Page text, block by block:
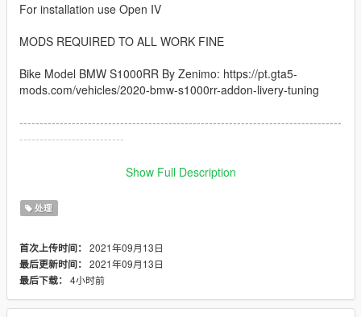
For installation use Open IV
MODS REQUIRED TO ALL WORK FINE
Bike Model BMW S1000RR By Zenimo: https://pt.gta5-
mods.com/vehicles/2020-bmw-s1000rr-addon-livery-tuning
--------------------------------------------------------------------------------
--------------------------
------------------------------------------------------------------------------
1: copy the handling.meta file and paste inside the folder
go to: /GTAV/mods/update/dlcpacks/s1000rr/dlc.rpf/data
------------------------------------------------------------------------------
Show Full Description
处理
首次上传时间： 2021年09月13日
最后更新时间： 2021年09月13日
最后下载： 4小时前